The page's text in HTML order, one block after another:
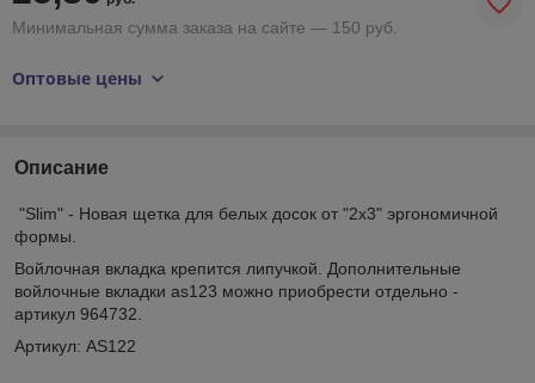
Минимальная сумма заказа на сайте — 150 руб.
Оптовые цены
Описание
"Slim" - Новая щетка для белых досок от "2x3" эргономичной
формы.
Войлочная вкладка крепится липучкой. Дополнительные
войлочные вкладки as123 можно приобрести отдельно -
артикул 964732.
Артикул: AS122